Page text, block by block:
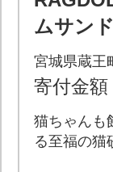
ムサン
猫砂 【
0】
宮城県蔵王
寄付金額
猫ちゃんも
る至福の猫